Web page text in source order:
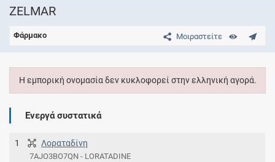
ZELMAR
Μοιραστείτε
Φάρμακο
Η εμπορική ονομασία δεν κυκλοφορεί στην ελληνική αγορά.
Ενεργά συστατικά
1 Λοραταδίνη
7AJO3BO7QN - LORATADINE